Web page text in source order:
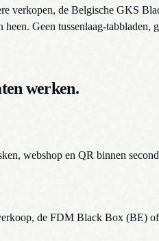
verkopen, de Belgische GKS
Geen tussenlaag-
werken.
webshop en QR binnen
de FDM Black Box (BE)